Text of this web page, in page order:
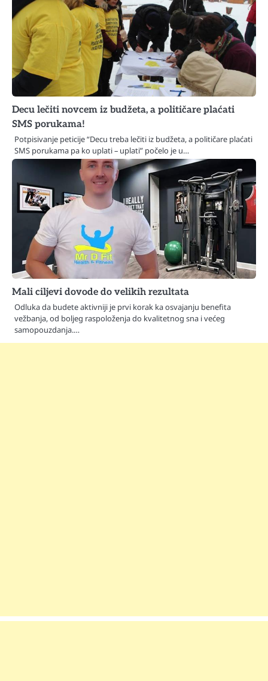
Decu lečiti novcem iz budžeta, a političare plaćati
SMS porukama!
Potpisivanje peticije “Decu treba lečiti iz budžeta, a političare plaćati
SMS porukama pa ko uplati – uplati” počelo je u…
Mali ciljevi dovode do velikih rezultata
Odluka da budete aktivniji je prvi korak ka osvajanju benefita
vežbanja, od boljeg raspoloženja do kvalitetnog sna i većeg
samopouzdanja.…